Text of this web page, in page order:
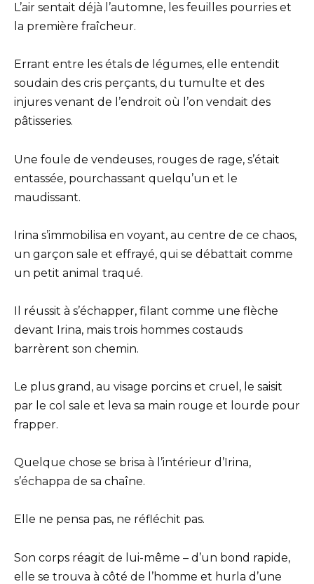
L’air sentait déjà l’automne, les feuilles pourries et
la première fraîcheur.
Errant entre les étals de légumes, elle entendit
soudain des cris perçants, du tumulte et des
injures venant de l’endroit où l’on vendait des
pâtisseries.
Une foule de vendeuses, rouges de rage, s’était
entassée, pourchassant quelqu’un et le
maudissant.
Irina s’immobilisa en voyant, au centre de ce chaos,
un garçon sale et effrayé, qui se débattait comme
un petit animal traqué.
Il réussit à s’échapper, filant comme une flèche
devant Irina, mais trois hommes costauds
barrèrent son chemin.
Le plus grand, au visage porcins et cruel, le saisit
par le col sale et leva sa main rouge et lourde pour
frapper.
Quelque chose se brisa à l’intérieur d’Irina,
s’échappa de sa chaîne.
Elle ne pensa pas, ne réfléchit pas.
Son corps réagit de lui-même – d’un bond rapide,
elle se trouva à côté de l’homme et hurla d’une